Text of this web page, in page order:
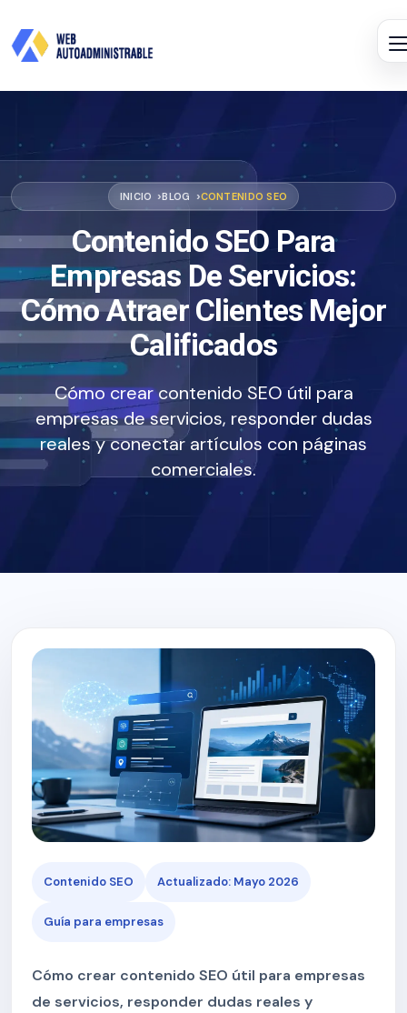
INICIO BLOG CONTENIDO SEO
Contenido SEO Para
Empresas De Servicios:
Cómo Atraer Clientes Mejor
Calificados
Cómo crear contenido SEO útil para
empresas de servicios, responder dudas
reales y conectar artículos con páginas
comerciales.
Contenido SEO Actualizado: Mayo 2026
Guía para empresas
Cómo crear contenido SEO útil para empresas
de servicios, responder dudas reales y